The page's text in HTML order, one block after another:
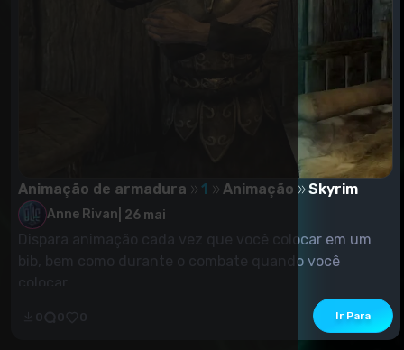
Animação de armadura 1 Animação Skyrim
Anne Rivan 26 mai
Dispara animação cada vez que você colocar em um
bib, bem como durante o combate quando você
Ir Para